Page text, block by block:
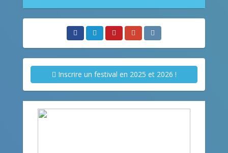
Inscrire un festival en 2025 et 2026 !